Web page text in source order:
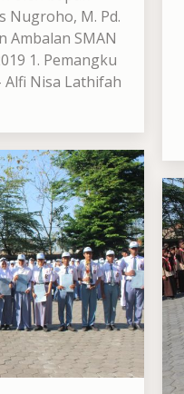
Nugroho, M. Pd.
Ambalan SMAN
1. Pemangku
Alfi Nisa Lathifah